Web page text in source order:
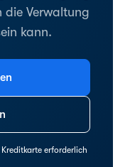
die Verwaltung
kann.
Kreditkarte erforderlich